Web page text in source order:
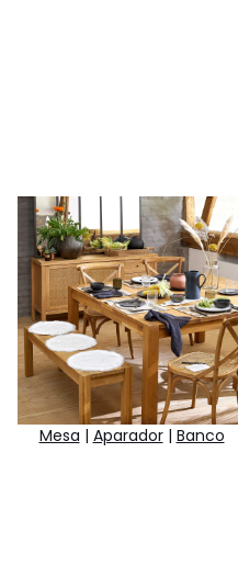
Mesa | Aparador| Banco